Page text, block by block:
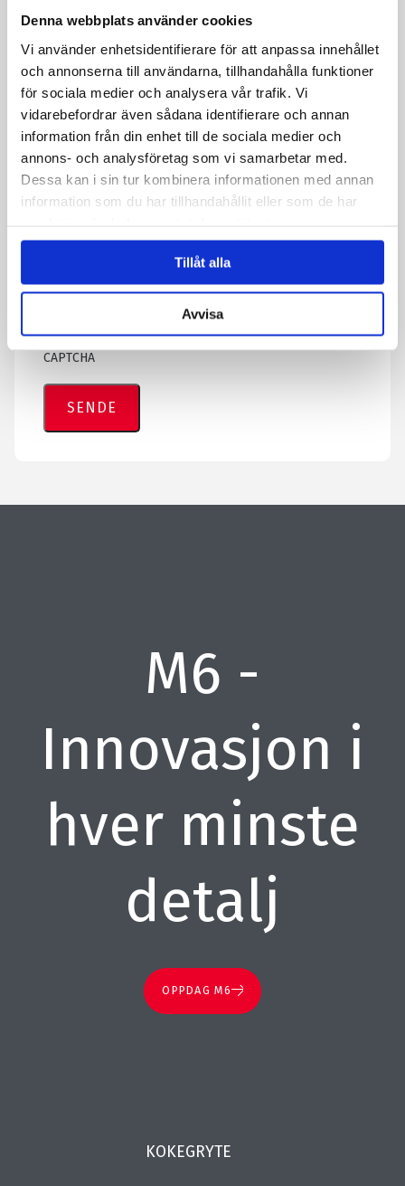
Denna webbplats använder cookies
Vi använder enhetsidentifierare för att anpassa innehållet
och annonserna till användarna, tillhandahålla funktioner
för sociala medier och analysera vår trafik. Vi
vidarebefordrar även sådana identifierare och annan
information från din enhet till de sociala medier och
annons- och analysföretag som vi samarbetar med.
Dessa kan i sin tur kombinera informationen med annan
information som du har tillhandahållit eller som de har
Tillåt alla
Avvisa
CAPTCHA
M6 -
Innovasjon i
hver minste
detalj
OPPDAG M6
KOKEGRYTE